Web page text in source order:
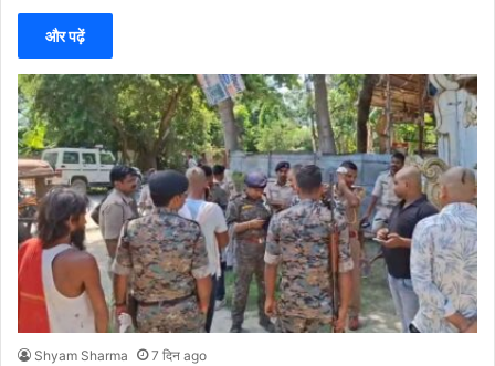
और पढ़ें
Shyam Sharma 7 दिन ago